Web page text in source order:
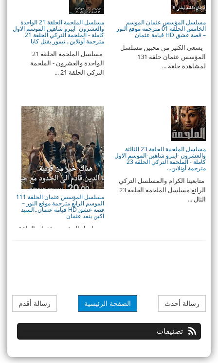
مسلسل المؤسس عثمان الموسم
الخامس الحلقة 01 مترجمة موقع النور
– قصة عشق HD قيامة عثمان
يسعى الكثير من محبين مسلسل
المؤسس عثمان حلقة 131
لمشاهدة حلقة ...
مسلسل الملحمة الحلقة 21 الواحدة
والعشرون -ايبرو شاهين-الموسم الاول
كاملة - الملحمة التركي الحلقة 21
مترجمة أونلاين...تيمور يقتل كايا
مسلسل الملحمة الحلقة 21
الواحدة والعشرون - الملحمة
التركي الحلقة 21 ...
مسلسل الملحمة الحلقة 23 الثالثة
والعشرون -ايبرو شاهين-الموسم الاول
كاملة - الملحمة التركي الحلقة 23
مترجمة أونلاين...
متابعينا الكرام والمسلسل التركي
الرائع مسلسل الملحمة الحلقة 23
الثال ...
مسلسل المؤسس عثمان الحلقة 111
الموسم الرابع مترجمة موقع النور –
قصة عشق HD قيامة عثمان..السيد
اكين ينقذ عثمان
مسلسل المؤسس عثمان الحلقة
رسالة أحدث رسالة أقدم الصفحة الرئيسية
تصنيفات